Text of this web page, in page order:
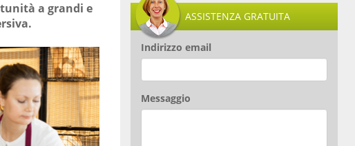
a grandi e
ASSISTENZA GRATUITA
Indirizzo email
Messaggio